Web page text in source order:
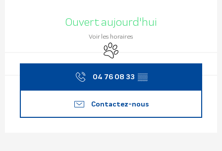
Ouverture et coordonnées
Ouvert aujourd'hui
Voir les horaires
Animaux acceptés
04 76 08 33 ▒▒
Contactez-nous